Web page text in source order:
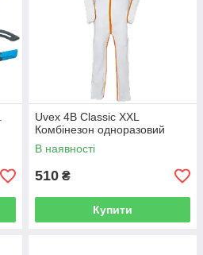
Uvex 4B Сlassic ХХL
Комбінезон одноразовий
В наявності
510 ₴
Купити